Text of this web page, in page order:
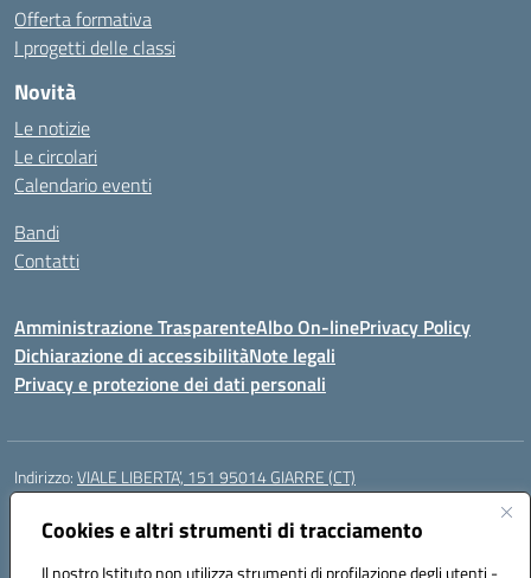
Cookies e altri strumenti di tracciamento
Il nostro Istituto non utilizza strumenti di profilazione degli utenti -
Offerta formativa
I progetti delle classi
Novità
Le notizie
Le circolari
Calendario eventi
Bandi
Contatti
Amministrazione TrasparenteAlbo On-linePrivacy Policy
Dichiarazione di accessibilitàNote legali
Privacy e protezione dei dati personali
Indirizzo:VIALE LIBERTA’, 151 95014 GIARRE (CT)
Centralino:
Posta elettronica certificata (PEC):ctmm151004@pec.istruzione.it
Codice fiscale: 92032760875